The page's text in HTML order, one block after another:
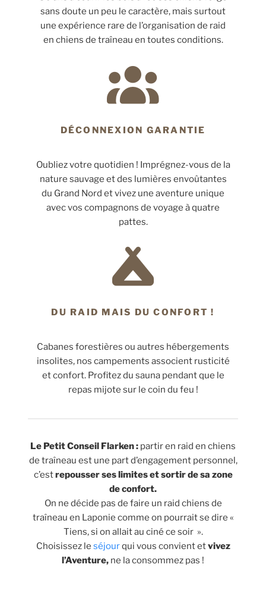
sans doute un peu le caractère, mais surtout
une expérience rare de l’organisation de raid
en chiens de traîneau en toutes conditions.
DÉCONNEXION GARANTIE
Oubliez votre quotidien ! Imprégnez-vous de la
nature sauvage et des lumières envoûtantes
du Grand Nord et vivez une aventure unique
avec vos compagnons de voyage à quatre
pattes.
DU RAID MAIS DU CONFORT !
Cabanes forestières ou autres hébergements
insolites, nos campements associent rusticité
et confort. Profitez du sauna pendant que le
repas mijote sur le coin du feu !
Le Petit Conseil Flarken : partir en raid en chiens
de traîneau est une part d’engagement personnel,
c’estrepousser ses limites et sortir de sa zone
de confort.
On ne décide pas de faire un raid chiens de
traîneau en Laponie comme on pourrait se dire «
Tiens, si on allait au ciné ce soir ».
Choisissez le séjourqui vous convient etvivez
l’Aventure, ne la consommez pas !